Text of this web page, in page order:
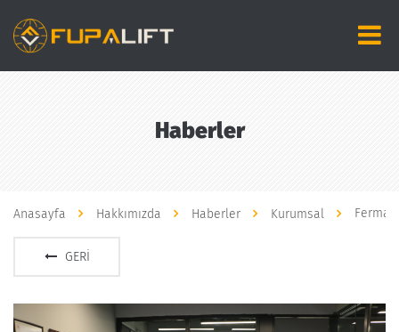
Haberler
Anasayfa Hakkımızda Haberler Kurumsal
GERI